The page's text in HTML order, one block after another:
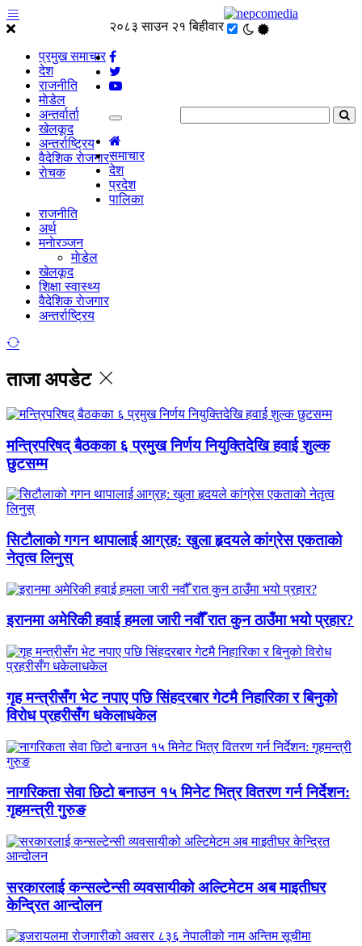
प्रमुख समाचार
देश
राजनीति
माेडेल
अन्तर्वार्ता
खेलकूद
अन्तर्राष्ट्रिय
वैदेशिक राेजगार
राेचक
२०८३ साउन २१ बिहीवार
समाचार
देश
प्रदेश
पालिका
राजनीति
अर्थ
मनाेरञ्जन
माेडेल
खेलकूद
शिक्षा स्वास्थ्य
वैदेशिक राेजगार
अन्तर्राष्ट्रिय
ताजा अपडेट
मन्त्रिपरिषद् बैठकका ६ प्रमुख निर्णय नियुक्तिदेखि हवाई शुल्क
छुटसम्म
सिटौलाको गगन थापालाई आग्रह: खुला हृदयले कांग्रेस एकताको
नेतृत्व लिनुस्
इरानमा अमेरिकी हवाई हमला जारी नवौँ रात कुन ठाउँमा भयो प्रहार?
गृह मन्त्रीसँग भेट नपाए पछि सिंहदरबार गेटमै निहारिका र बिनुको
विरोध प्रहरीसँग धकेलाधकेल
नागरिकता सेवा छिटो बनाउन १५ मिनेट भित्र वितरण गर्न निर्देशन:
गृहमन्त्री गुरुङ
सरकारलाई कन्सल्टेन्सी व्यवसायीको अल्टिमेटम अब माइतीघर
केन्द्रित आन्दोलन